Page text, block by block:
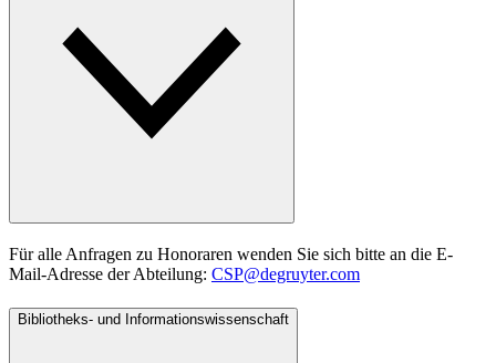
Für alle Anfragen zu Honoraren wenden Sie sich bitte an die E-
Mail-Adresse der Abteilung: CSP@degruyter.com
Bibliotheks- und Informationswissenschaft